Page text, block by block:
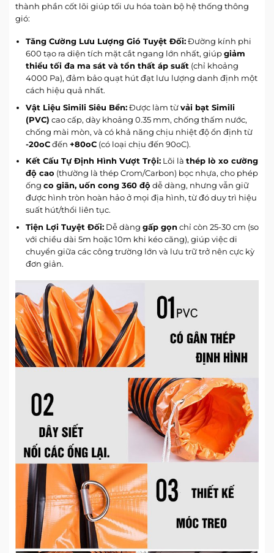
thành phần cốt lõi giúp tối ưu hóa toàn bộ hệ thống thông
gió:
Tăng Cường Lưu Lượng Gió Tuyệt Đối:Đường kính phi
600 tạo ra diện tích mặt cắt ngang lớn nhất, giúpgiảm
thiểu tối đa ma sát và tổn thất áp suất (chỉ khoảng
4000 Pa), đảm bảo quạt hút đạt lưu lượng danh định một
cách hiệu quả nhất.
Vật Liệu Simili Siêu Bền:Được làm từvải bạt Simili
(PVC) cao cấp, dày khoảng 0.35 mm, chống thấm nước,
chống mài mòn, và có khả năng chịu nhiệt độ ổn định từ
-20oCđến +80oC(có loại chịu đến 90oC).
Kết Cấu Tự Định Hình Vượt Trội:Lõi là thép lò xo cường
độ cao (thường là thép Crom/Carbon) bọc nhựa, cho phép
ống co giãn, uốn cong 360 độ dễ dàng, nhưng vẫn giữ
được hình tròn hoàn hảo ở mọi địa hình, từ đó duy trì hiệu
suất hút/thổi liên tục.
Tiện Lợi Tuyệt Đối:Dễ dàng gấp gọnchỉ còn 25-30 cm (so
với chiều dài 5m hoặc10m khi kéo căng), giúp việc di
chuyển giữa các công trường lớn và lưu trữ trở nên cực kỳ
đơn giản.